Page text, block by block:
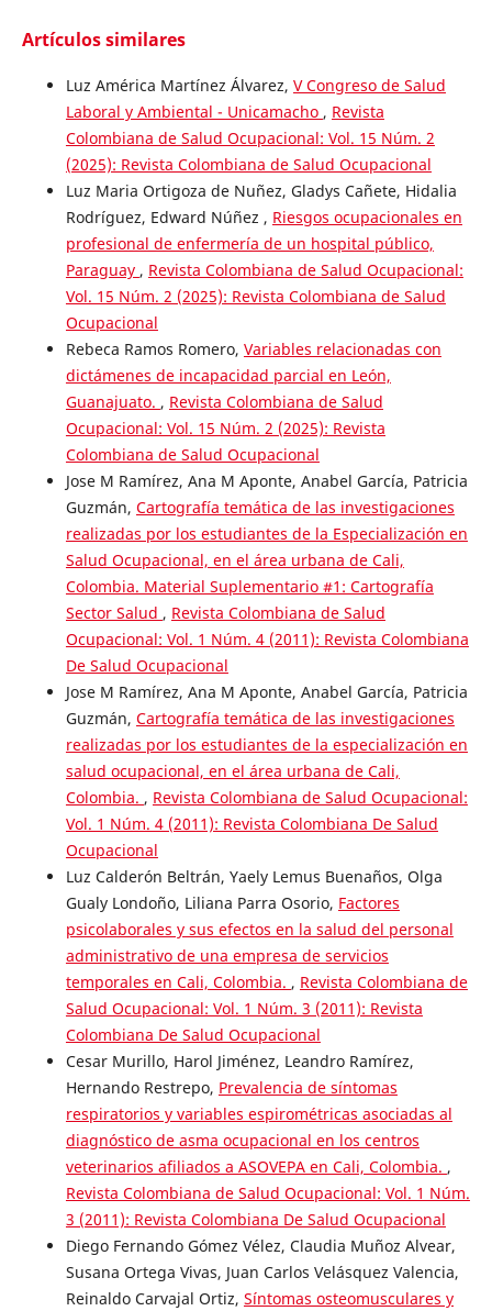
Artículos similares
Luz América Martínez Álvarez, V Congreso de Salud
Laboral y Ambiental - Unicamacho , Revista
Colombiana de Salud Ocupacional: Vol. 15 Núm. 2
(2025): Revista Colombiana de Salud Ocupacional
Luz Maria Ortigoza de Nuñez, Gladys Cañete, Hidalia
Rodríguez, Edward Núñez , Riesgos ocupacionales en
profesional de enfermería de un hospital público,
Paraguay , Revista Colombiana de Salud Ocupacional:
Vol. 15 Núm. 2 (2025): Revista Colombiana de Salud
Ocupacional
Rebeca Ramos Romero, Variables relacionadas con
dictámenes de incapacidad parcial en León,
Guanajuato. , Revista Colombiana de Salud
Ocupacional: Vol. 15 Núm. 2 (2025): Revista
Colombiana de Salud Ocupacional
Jose M Ramírez, Ana M Aponte, Anabel García, Patricia
Guzmán, Cartografía temática de las investigaciones
realizadas por los estudiantes de la Especialización en
Salud Ocupacional, en el área urbana de Cali,
Colombia. Material Suplementario #1: Cartografía
Sector Salud , Revista Colombiana de Salud
Ocupacional: Vol. 1 Núm. 4 (2011): Revista Colombiana
De Salud Ocupacional
Jose M Ramírez, Ana M Aponte, Anabel García, Patricia
Guzmán, Cartografía temática de las investigaciones
realizadas por los estudiantes de la especialización en
salud ocupacional, en el área urbana de Cali,
Colombia. , Revista Colombiana de Salud Ocupacional:
Vol. 1 Núm. 4 (2011): Revista Colombiana De Salud
Ocupacional
Luz Calderón Beltrán, Yaely Lemus Buenaños, Olga
Gualy Londoño, Liliana Parra Osorio, Factores
psicolaborales y sus efectos en la salud del personal
administrativo de una empresa de servicios
temporales en Cali, Colombia. , Revista Colombiana de
Salud Ocupacional: Vol. 1 Núm. 3 (2011): Revista
Colombiana De Salud Ocupacional
Cesar Murillo, Harol Jiménez, Leandro Ramírez,
Hernando Restrepo, Prevalencia de síntomas
respiratorios y variables espirométricas asociadas al
diagnóstico de asma ocupacional en los centros
veterinarios afiliados a ASOVEPA en Cali, Colombia. ,
Revista Colombiana de Salud Ocupacional: Vol. 1 Núm.
3 (2011): Revista Colombiana De Salud Ocupacional
Diego Fernando Gómez Vélez, Claudia Muñoz Alvear,
Susana Ortega Vivas, Juan Carlos Velásquez Valencia,
Reinaldo Carvajal Ortiz, Síntomas osteomusculares y